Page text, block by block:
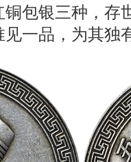
铜包银三种，存
一品，为其独